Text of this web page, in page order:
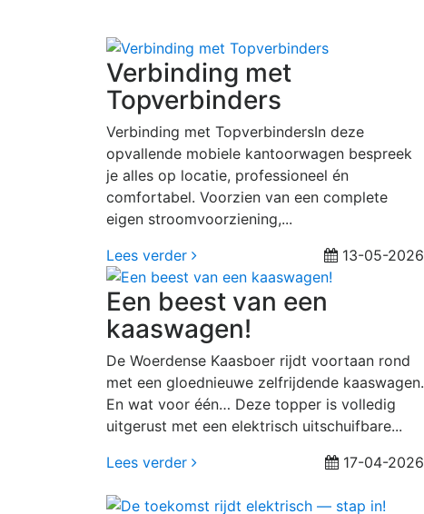
Verbinding met
Topverbinders
Verbinding met TopverbindersIn deze
opvallende mobiele kantoorwagen bespreek
je alles op locatie, professioneel én
comfortabel. Voorzien van een complete
eigen stroomvoorziening,...
Lees verder
13-05-2026
Een beest van een
kaaswagen!
De Woerdense Kaasboer rijdt voortaan rond
met een gloednieuwe zelfrijdende kaaswagen.
En wat voor één… Deze topper is volledig
uitgerust met een elektrisch uitschuifbare...
Lees verder
17-04-2026